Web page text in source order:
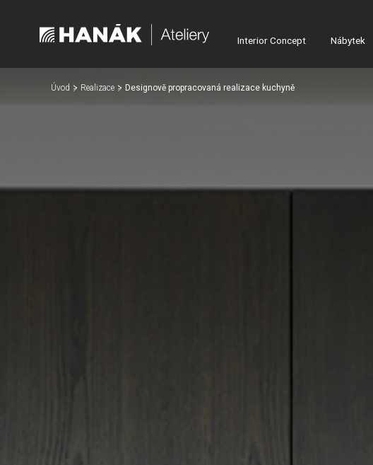
Interior Concept Nábytek
Úvod Realizace Designově propracovaná realizace kuchyně